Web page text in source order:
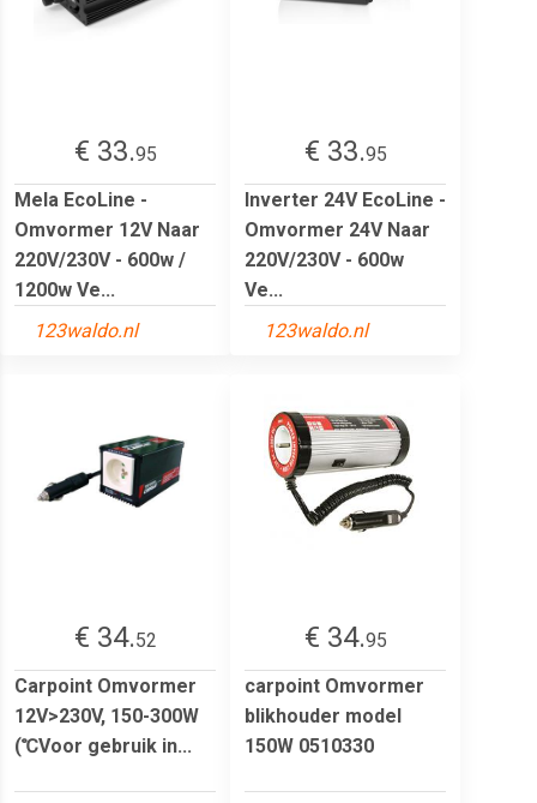
€ 33.95
Mela EcoLine -
Omvormer 12V Naar
220V/230V - 600w /
1200w Ve...
123waldo.nl
€ 33.95
Inverter 24V EcoLine -
Omvormer 24V Naar
220V/230V - 600w
Ve...
123waldo.nl
€ 34.52
Carpoint Omvormer
12V>230V, 150-300W
(℃Voor gebruik in...
€ 34.95
carpoint Omvormer
blikhouder model
150W 0510330